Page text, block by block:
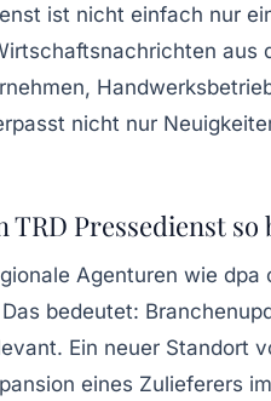
ist nicht einfach nur
aus
nicht nur
TRD Pressedienst so
Agenturen wie
bedeutet:
Ein neuer Standort
eines Zulieferers